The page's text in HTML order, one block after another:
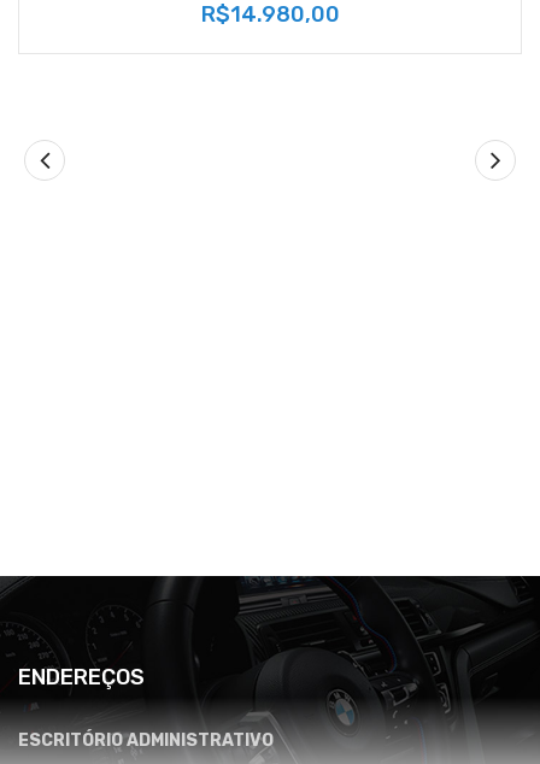
R$14.980,00
ENDEREÇOS
ESCRITÓRIO ADMINISTRATIVO